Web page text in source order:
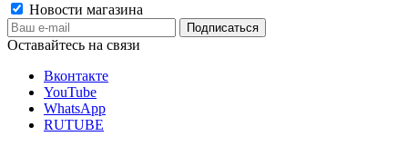
Новости магазина
Оставайтесь на связи
Вконтакте
YouTube
WhatsApp
RUTUBE